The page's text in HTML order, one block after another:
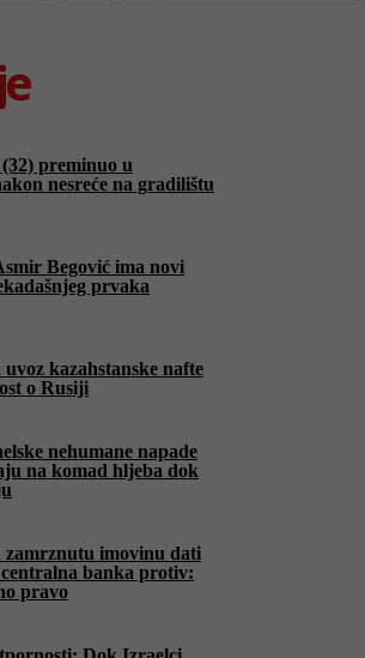
preminuo u
nesreće na gradilištu
Begović ima novi
prvaka
kazahstanske nafte
o Rusiji
nehumane napade
na komad hljeba dok
imovinu dati
banka protiv:
pravo